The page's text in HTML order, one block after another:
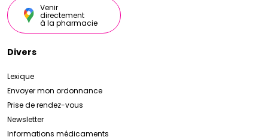
Venir
directement
à la pharmacie
Divers
Lexique
Envoyer mon ordonnance
Prise de rendez-vous
Newsletter
Informations médicaments